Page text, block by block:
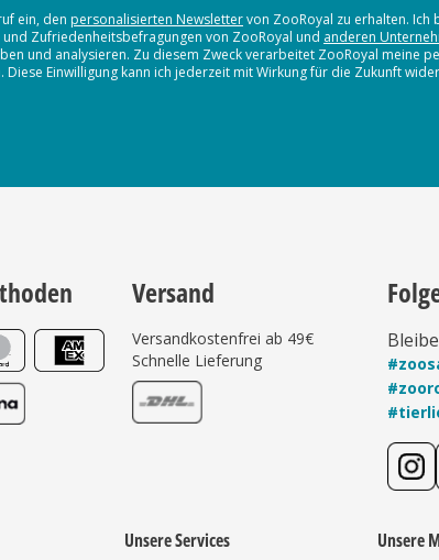
ein, den personalisierten Newslettervon ZooRoyal zu erhalten. Ich
Zufriedenheitsbefragungen von ZooRoyal und anderen
und analysieren. Zu diesem Zweck verarbeitet ZooRoyal
Einwilligung kann ich jederzeit mit Wirkung für die Zukunft
Versand
Versandkostenfrei ab 49€
Schnelle Lieferung
Unsere Services
Unsere